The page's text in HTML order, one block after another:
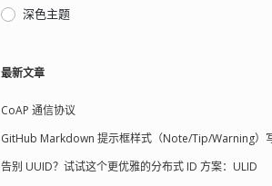
深色主题
最新文章
CoAP 通信协议
GitHub Markdown 提示框样式（Note/Tip/Warning）
告别 UUID？试试这个更优雅的分布式 ID 方案：ULID